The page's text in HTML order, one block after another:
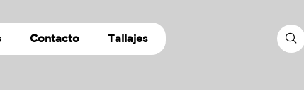
Contacto Tallajes